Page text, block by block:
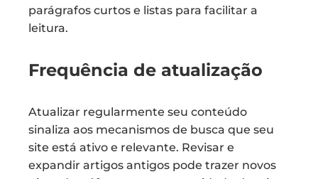
parágrafos curtos e listas para facilitar a
leitura.
Frequência de atualização
Atualizar regularmente seu conteúdo
sinaliza aos mecanismos de busca que seu
site está ativo e relevante. Revisar e
expandir artigos antigos pode trazer novos